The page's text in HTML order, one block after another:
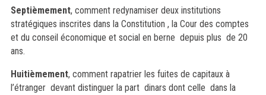
Septièmement, comment redynamiser deux institutions
stratégiques inscrites dans la Constitution , la Cour des comptes
et du conseil économique et social en berne depuis plus de 20
ans.
Huitièmement, comment rapatrier les fuites de capitaux à
l’étranger devant distinguer la part dinars dont celle dans la